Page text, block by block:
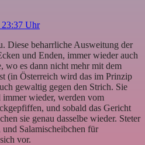
23:37 Uhr
Diese beharrliche Ausweitung der
und Enden, immer wieder auch
wo es dann nicht mehr mit dem
(in Österreich wird das im Prinzip
gewaltig gegen den Strich. Sie
immer wieder, werden vom
und sobald das Gericht
sie genau dasselbe wieder. Steter
Salamischeibchen für
vor.